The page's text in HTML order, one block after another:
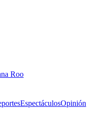
Roo
EspectáculosOpinión